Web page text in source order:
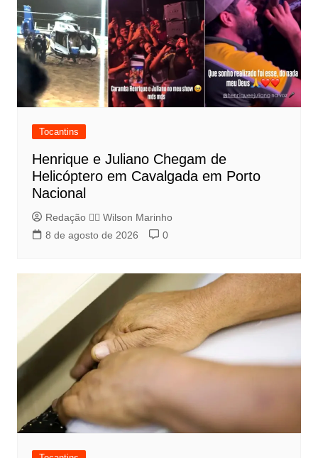
Tocantins
Henrique e Juliano Chegam de
Helicóptero em Cavalgada em Porto
Nacional
Redação 👨‍⚖️​ Wilson Marinho
8 de agosto de 2026
0